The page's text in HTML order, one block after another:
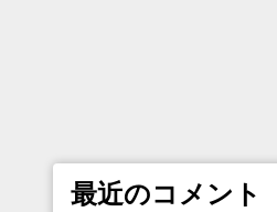
最近のコメント